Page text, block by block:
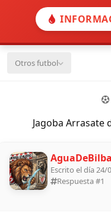
Otros futbol
Jagoba Arrasate
Escrito el día 24/
Respuesta #1